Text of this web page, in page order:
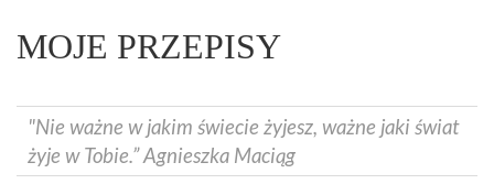
MOJE PRZEPISY
"Nie ważne w jakim świecie żyjesz, ważne jaki świat
żyje w Tobie.” Agnieszka Maciąg